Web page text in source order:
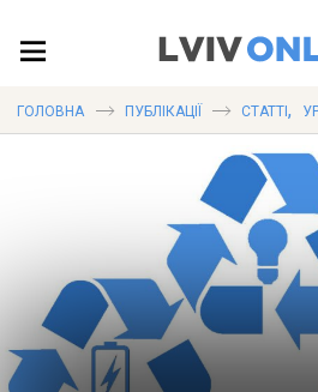
ПУБЛІКАЦІЇ
ГОЛОВНА ПУБЛІКАЦІЇ СТАТТІ,